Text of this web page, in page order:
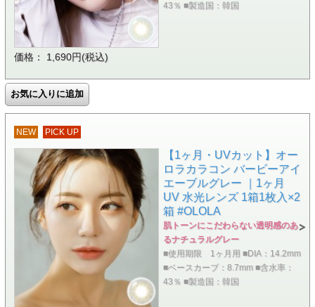
43％ ■製造国：韓国
価格： 1,690円(税込)
NEW PICK UP
【1ヶ月・UVカット】オー
ロラカラコン バービーアイ
エーブルグレー ｜1ヶ月
UV 水光レンズ 1箱1枚入×2
箱 #OLOLA
肌トーンにこだわらない透明感のあ
るナチュラルグレー
■使用期限 1ヶ月用 ■DIA：14.2mm
■ベースカーブ：8.7mm ■含水率：
43％ ■製造国：韓国